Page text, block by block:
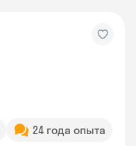
24 года опыта